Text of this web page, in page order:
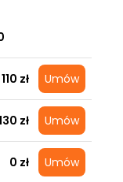
110 zł Umów
zł Umów
0 zł Umów